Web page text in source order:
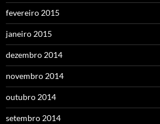
fevereiro 2015
janeiro 2015
dezembro 2014
novembro 2014
outubro 2014
setembro 2014